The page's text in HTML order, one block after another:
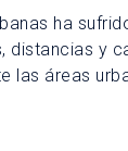
ha
distancias y
las áreas